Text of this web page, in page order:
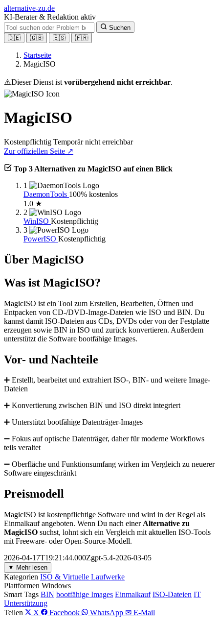
alternative-zu.de
KI-Berater & Redaktion aktiv
Suchen
🇩🇪
🇬🇧 🇪🇸 🇫🇷
Startseite
MagicISO
⚠️Dieser Dienst ist vorübergehend nicht erreichbar.
MagicISO
Kostenpflichtig Temporär nicht erreichbar
Zur offiziellen Seite ↗
Top 3 Alternativen zu MagicISO auf einen Blick
1
DaemonTools 100% kostenlos
1.0 ★
2
WinISO Kostenpflichtig
3
PowerISO Kostenpflichtig
Über MagicISO
Was ist MagicISO?
MagicISO ist ein Tool zum Erstellen, Bearbeiten, Öffnen und
Entpacken von CD-/DVD-Image-Dateien wie ISO und BIN. Du
kannst damit ISO-Dateien aus CDs, DVDs oder von der Festplatte
erzeugen sowie BIN in ISO und zurück konvertieren. Außerdem
unterstützt die Software bootfähige Images.
Vor- und Nachteile
➕ Erstellt, bearbeitet und extrahiert ISO-, BIN- und weitere Image-
Dateien
➕ Konvertierung zwischen BIN und ISO direkt integriert
➕ Unterstützt bootfähige Datenträger-Images
➖ Fokus auf optische Datenträger, daher für moderne Workflows
teils veraltet
➖ Oberfläche und Funktionsumfang wirken im Vergleich zu neuerer
Software eingeschränkt
Preismodell
MagicISO ist kostenpflichtige Software und wird in der Regel als
Einmalkauf angeboten. Wenn Du nach einer Alternative zu
MagicISO suchst, lohnt sich ein Vergleich mit aktuellen ISO-Tools
mit Freeware- oder Open-Source-Modell.
2026-04-17T19:21:44.000Zgpt-5.4-2026-03-05
▼ Mehr lesen
Kategorien ISO & Virtuelle Laufwerke
Plattformen Windows
Smart Tags BIN bootfähige Images Einmalkauf ISO-Dateien IT
Unterstützung
Teilen
X Facebook WhatsApp ✉ E-Mail